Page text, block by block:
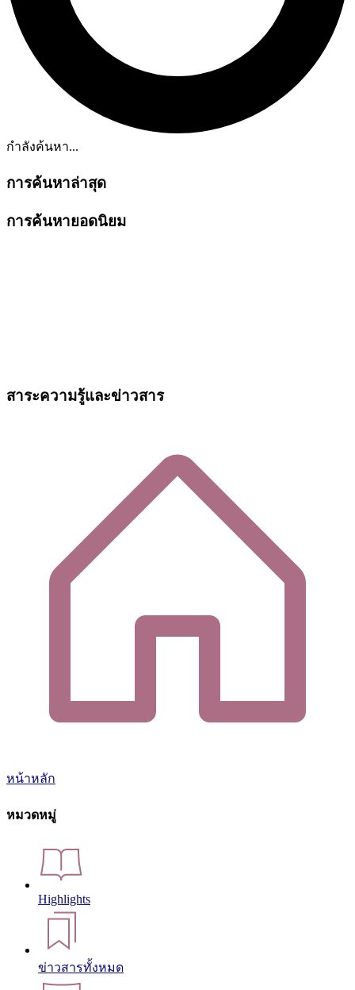
กำลังค้นหา...
การค้นหาล่าสุด
การค้นหายอดนิยม
สาระความรู้และข่าวสาร
หน้าหลัก
หมวดหมู่
Highlights
ข่าวสารทั้งหมด